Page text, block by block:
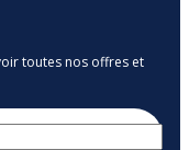
toutes nos offres et